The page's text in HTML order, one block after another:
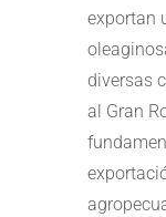
exportan
diversas
al Gran